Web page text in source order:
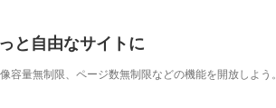
と自由なサイトに
容量無制限、ページ数無制限などの機能を開放しよう。